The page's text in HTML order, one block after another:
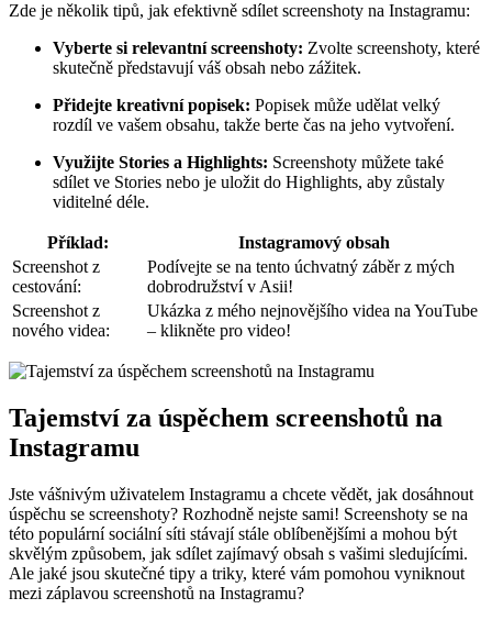
Zde je několik tipů, jak efektivně sdílet screenshoty na Instagramu:
Vyberte si relevantní screenshoty: Zvolte screenshoty, které
skutečně představují váš obsah nebo zážitek.
Přidejte kreativní popisek: Popisek může udělat velký
rozdíl ve vašem obsahu, takže berte čas na jeho vytvoření.
Využijte Stories a Highlights: Screenshoty můžete také
sdílet ve Stories nebo je uložit do Highlights, aby zůstaly
viditelné déle.
Příklad:
Instagramový obsah
Screenshot z
cestování:
Podívejte se na tento úchvatný záběr z mých
dobrodružství v Asii!
Screenshot z
nového videa:
Ukázka z mého nejnovějšího videa na YouTube
– klikněte pro video!
Tajemství za úspěchem screenshotů na
Instagramu
Jste vášnivým uživatelem Instagramu a chcete vědět, jak dosáhnout
úspěchu se screenshoty? Rozhodně nejste sami! Screenshoty se na
této populární sociální síti stávají stále oblíbenějšími a mohou být
skvělým způsobem, jak sdílet zajímavý obsah s vašimi sledujícími.
Ale jaké jsou skutečné tipy a triky, které vám pomohou vyniknout
mezi záplavou screenshotů na Instagramu?